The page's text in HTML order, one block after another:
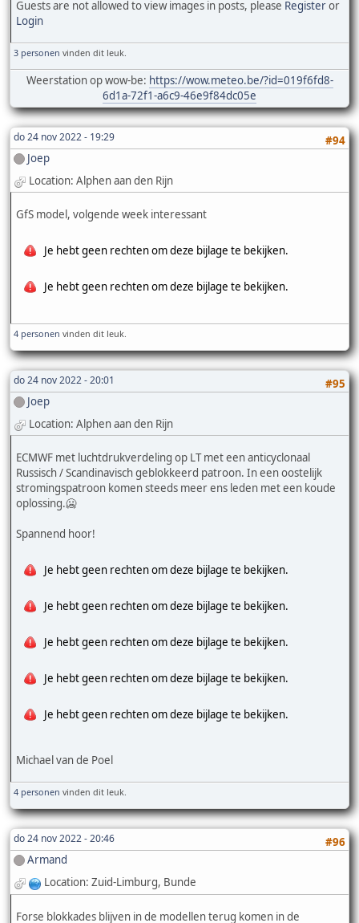
Guests are not allowed to view images in posts, please Registeror
Login
3 personen vinden dit leuk.
Weerstation op wow-be: https://wow.meteo.be/?id=019f6fd8-
6d1a-72f1-a6c9-46e9f84dc05e
do 24 nov 2022 - 19:29
#94
Joep
Location: Alphen aan den Rijn
GfS model, volgende week interessant
Je hebt geen rechten om deze bijlage te bekijken.
Je hebt geen rechten om deze bijlage te bekijken.
4 personen vinden dit leuk.
do 24 nov 2022 - 20:01
#95
Joep
Location: Alphen aan den Rijn
ECMWF met luchtdrukverdeling op LT met een anticyclonaal
Russisch / Scandinavisch geblokkeerd patroon. In een oostelijk
stromingspatroon komen steeds meer ens leden met een koude
oplossing.🥶
Spannend hoor!
Je hebt geen rechten om deze bijlage te bekijken.
Je hebt geen rechten om deze bijlage te bekijken.
Je hebt geen rechten om deze bijlage te bekijken.
Je hebt geen rechten om deze bijlage te bekijken.
Je hebt geen rechten om deze bijlage te bekijken.
Michael van de Poel
4 personen vinden dit leuk.
do 24 nov 2022 - 20:46
#96
Armand
Location: Zuid-Limburg, Bunde
Forse blokkades blijven in de modellen terug komen in de